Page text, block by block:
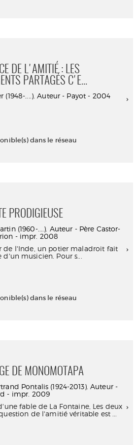
DE L'AMITIÉ : LES
PARTAGÉS C'E...
(1948-....). Auteur - Payot - 2004
dans le réseau
PRODIGIEUSE
(1960-....). Auteur - Père Castor-
- impr. 2008
de l'Inde, un potier maladroit fait
musicien. Pour s...
dans le réseau
DE MONOMOTAPA
Pontalis (1924-2013). Auteur -
- impr. 2009
fable de La Fontaine, Les deux
de l'amitié véritable est ...